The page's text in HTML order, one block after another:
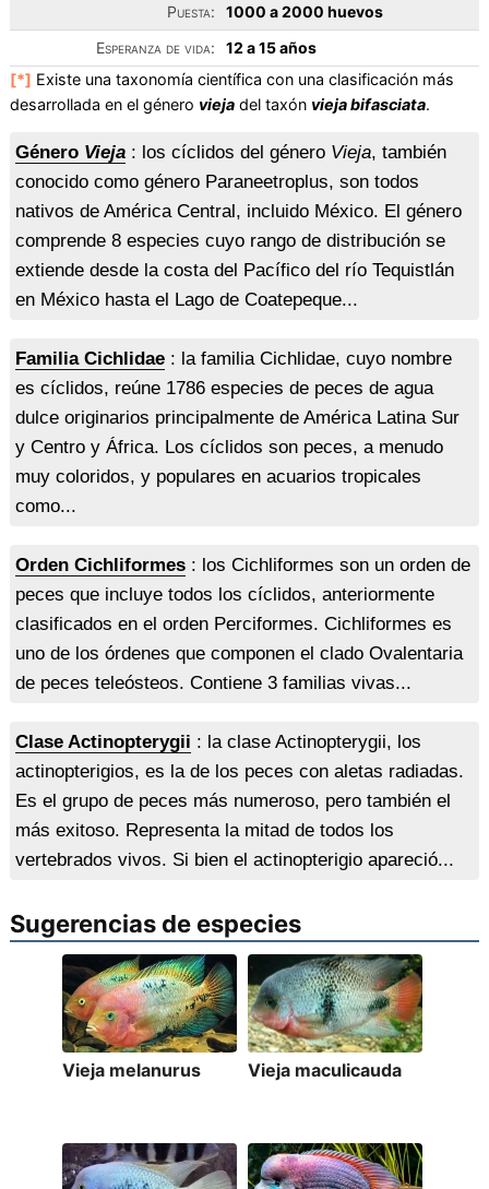
Puesta:
1000 a 2000 huevos
Esperanza de vida:
12 a 15 años
[*] Existe una taxonomía científica con una clasificación más
desarrollada en el género viejadel taxón vieja bifasciata.
Género Vieja: los cíclidos del género Vieja, también
conocido como género Paraneetroplus, son todos
nativos de América Central, incluido México. El género
comprende 8 especies cuyo rango de distribución se
extiende desde la costa del Pacífico del río Tequistlán
en México hasta el Lago de Coatepeque...
Familia Cichlidae: la familia Cichlidae, cuyo nombre
es cíclidos, reúne 1786 especies de peces de agua
dulce originarios principalmente de América Latina Sur
y Centro y África. Los cíclidos son peces, a menudo
muy coloridos, y populares en acuarios tropicales
como...
Orden Cichliformes: los Cichliformes son un orden de
peces que incluye todos los cíclidos, anteriormente
clasificados en el orden Perciformes. Cichliformes es
uno de los órdenes que componen el clado Ovalentaria
de peces teleósteos. Contiene 3 familias vivas...
Clase Actinopterygii : la clase Actinopterygii, los
actinopterigios, es la de los peces con aletas radiadas.
Es el grupo de peces más numeroso, pero también el
más exitoso. Representa la mitad de todos los
vertebrados vivos. Si bien el actinopterigio apareció...
Sugerencias de especies
Vieja melanurus Vieja maculicauda